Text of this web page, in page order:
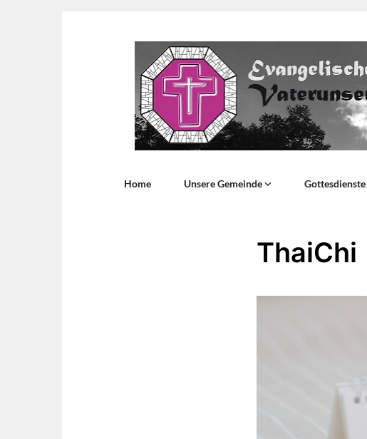
Home Unsere Gemeinde Gottesdienste
ThaiChi